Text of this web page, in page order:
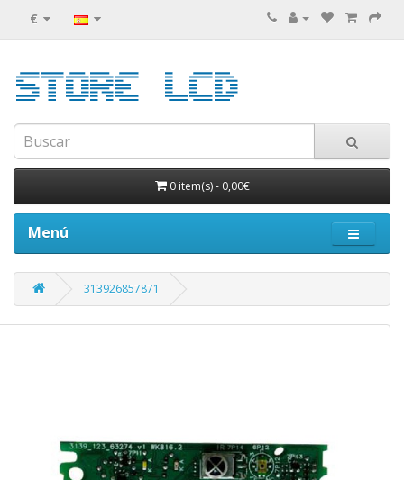
€
0 item(s)- 0,00€
Menú
313926857871